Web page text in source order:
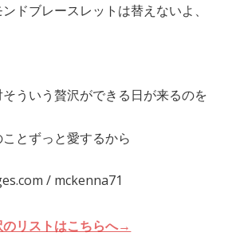
ドブレースレットは替えないよ、
ういう贅沢ができる日が来るのを
とずっと愛するから
/ mckenna71
リストはこちらへ→